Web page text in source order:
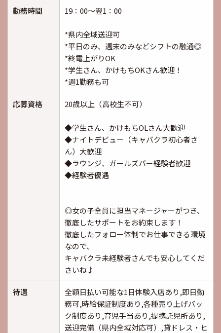
勤務時間 19：00～翌1：00
*県内全域送迎可
*平日のみ、週末のみなどシフトの融通◎
*終電上がりOK
*学生さん、かけもちOKさん歓迎！
*週1勤務も可
応募資格 20歳以上（高校生不可）
◆学生さん、かけもちOLさん大歓迎
◆ナイトデビュー（キャバクラ初心者さ
ん）大歓迎
◆ラウンジ、ガールズバー経験者歓迎
◆経験者優遇
◎女の子全員に担当マネージャーがつき、
徹底したサポートをお約束します！
徹底したフォロー体制でお仕事できる環境
なので、
キャバクラ未経験者さんでも安心してくだ
さいね♪
待遇
全額日払い可能な1日体験入店あり,即日勤
務可,時給保証制度あり,各種売り上げバッ
ク制度あり,育児手当あり,提携託児所あり,
送迎完備（県内全域対応可）,貸ドレス・ヒ